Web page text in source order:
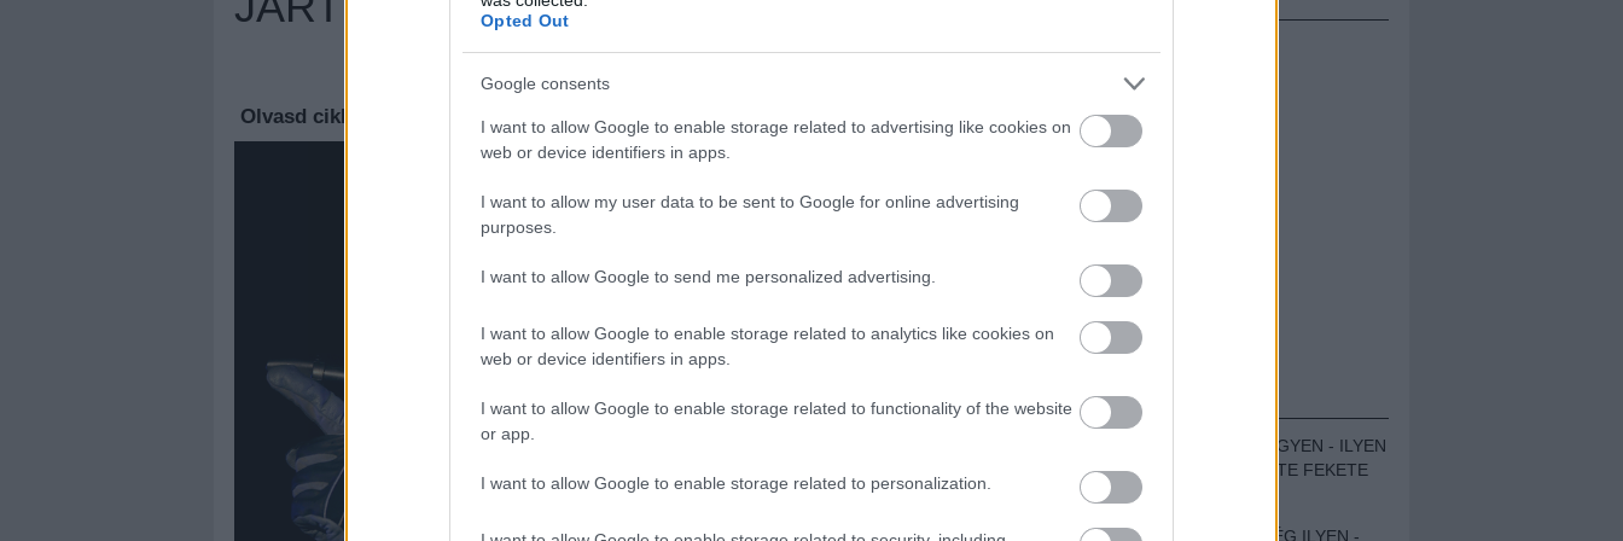
Opted Out
Google consents
I want to allow Google to enable storage related to advertising like cookies on
web or device identifiers in apps.
I want to allow my user data to be sent to Google for online advertising
purposes.
I want to allow Google to send me personalized advertising.
I want to allow Google to enable storage related to analytics like cookies on
web or device identifiers in apps.
I want to allow Google to enable storage related to functionality of the website
or app.
I want to allow Google to enable storage related to personalization.
Megújult a Lángoló!
Olvasd cikkeinket az új oldalunkon , ahol az eddigieknél jóval több tartalom vár!
BESZÁMOLÓK
ZENÉS TÁBOR A HEGYEN - ILYEN
VOLT A VÍRUS SZÜLTE FEKETE
ZAJ FESZTIVÁL
SOHA NEM VOLT MÉG ILYEN -